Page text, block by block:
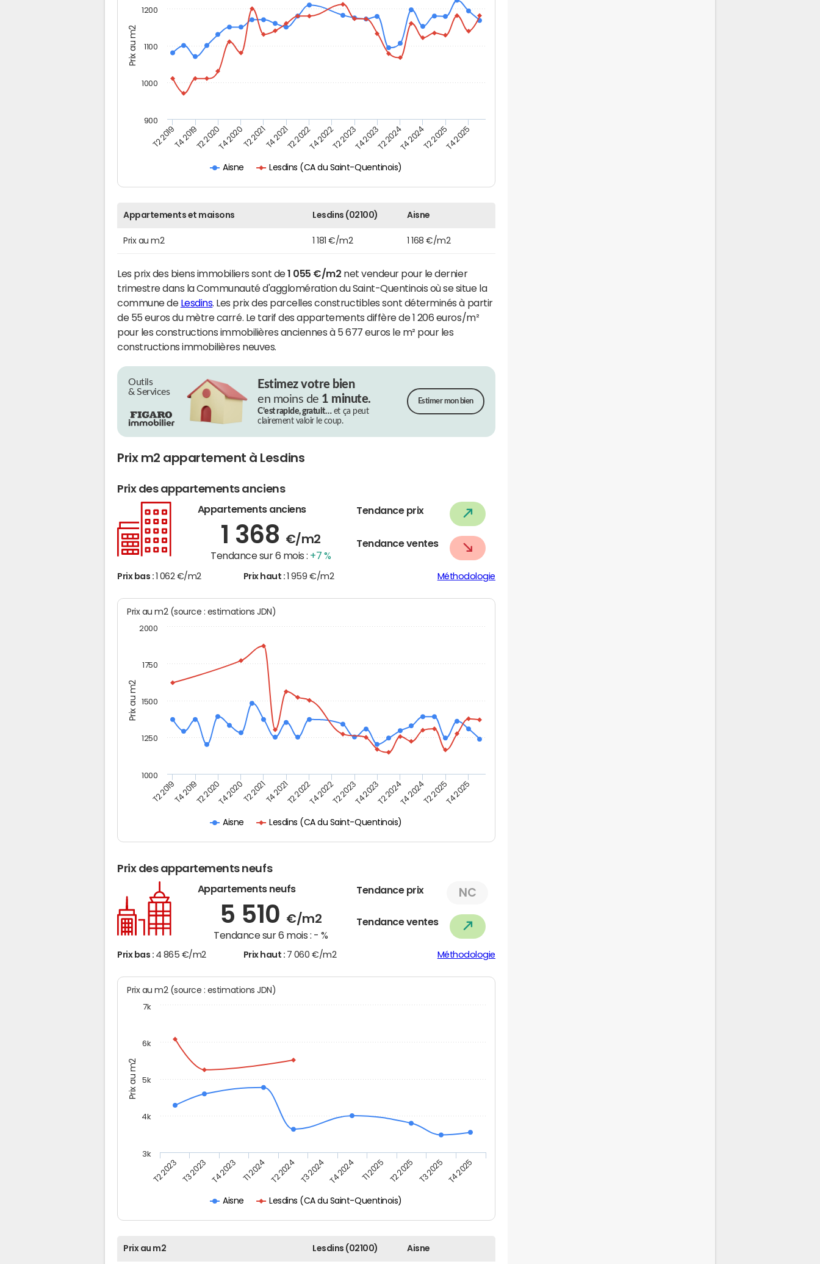
Prix au m2
Aisne Lesdins (CA du Saint-Quentinois)
T2 2019T4 2019T2 2020T4 2020T2 2021T4 2021T2 2022T4 2022T2 2023T4 2023T2 2024T4 2024T2 2025T4 2025
1000
1100
1200
900
Appartements et maisons Lesdins (02100) Aisne
Prix au m2 1 181 €/m2 1 168 €/m2
Les prix des biens immobiliers sont de1 055 €/m2 net vendeur pour le dernier
trimestre dans la Communauté d'agglomération du Saint-Quentinois où se situe la
commune de Lesdins. Les prix des parcelles constructibles sont déterminés à partir
de 55 euros du mètre carré. Le tarif des appartements diffère de 1 206 euros/m²
pour les constructions immobilières anciennes à 5 677 euros le m² pour les
constructions immobilières neuves.
Outils
& Services
Estimez votre bien
en moins de 1 minute.
C’est rapide, gratuit…et ça peut
clairement valoir le coup.
Estimer mon bien
Prix m2 appartement à Lesdins
Prix des appartements anciens
Appartements anciens
1 368 €/m2
Tendance sur 6 mois : +7 %
Tendance prix
Tendance ventes
Prix bas : 1 062 €/m2 Prix haut : 1 959 €/m2 Méthodologie
Prix au m2
Prix au m2 (source : estimations JDN)
Aisne Lesdins (CA du Saint-Quentinois)
T2 2019T4 2019T2 2020T4 2020T2 2021T4 2021T2 2022T4 2022T2 2023T4 2023T2 2024T4 2024T2 2025T4 2025
1000
2000
1250
1500
1750
Prix des appartements neufs
Appartements neufs
5 510 €/m2
Tendance sur 6 mois : - %
Tendance prix NC
Tendance ventes
Prix bas : 4 865 €/m2 Prix haut : 7 060 €/m2 Méthodologie
Prix au m2
Prix au m2 (source : estimations JDN)
Aisne Lesdins (CA du Saint-Quentinois)
T2 2023 T3 2023 T4 2023 T1 2024 T2 2024 T3 2024 T4 2024 T1 2025 T2 2025 T3 2025 T4 2025
3k
4k
5k
6k
7k
Prix au m2 Lesdins (02100) Aisne